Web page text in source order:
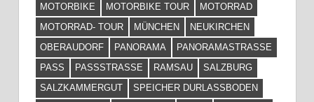
MOTORBIKE
MOTORBIKE TOUR
MOTORRAD
MOTORRAD- TOUR
MÜNCHEN
NEUKIRCHEN
OBERAUDORF
PANORAMA
PANORAMASTRASSE
PASS
PASSSTRASSE RAMSAU
SALZBURG
SALZKAMMERGUT
SPEICHER DURLASSBODEN